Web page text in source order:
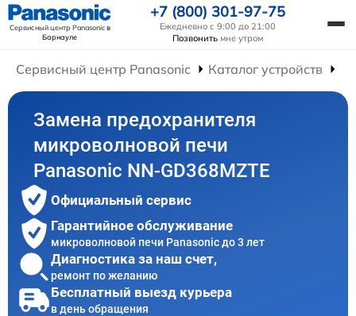
Сервисный центр Panasonicв
Барнауле
+7 (800) 301-97-75
Ежедневно с 9:00 до 21:00
Позвонить мне утром
Сервисный центр Panasonic Каталог устройств
Замена предохранителя
микроволновой печи
Panasonic NN-GD368MZTE
Официальный сервис
Гарантийное обслуживание
микроволновой печи Panasonic до 3 лет
Диагностика за наш счет,
ремонт по желанию
Бесплатный выезд курьера
в день обращения